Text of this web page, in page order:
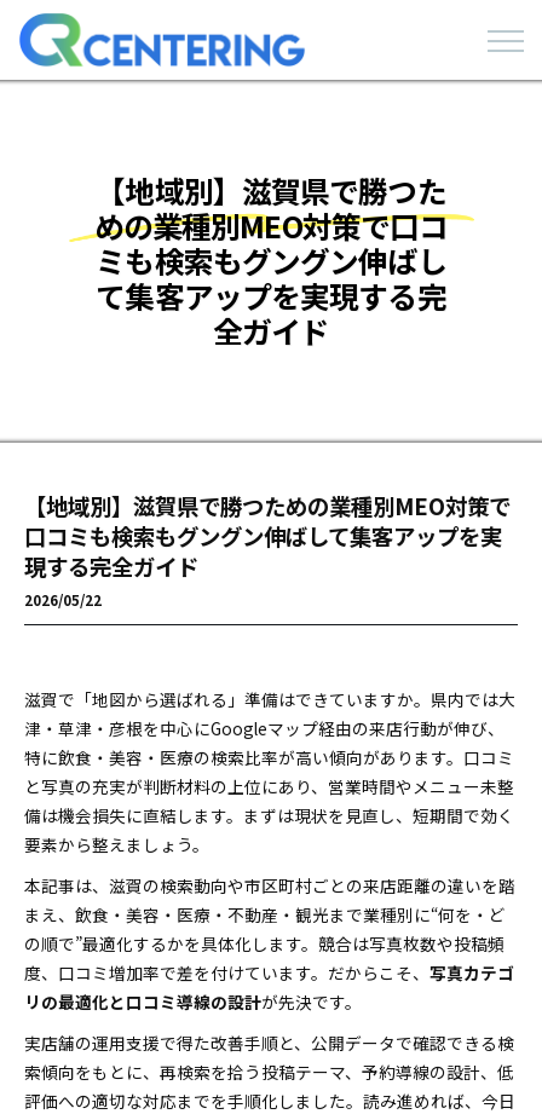
【地域別】滋賀県で勝つた
めの業種別MEO対策で口コ
ミも検索もグングン伸ばし
て集客アップを実現する完
全ガイド
【地域別】滋賀県で勝つための業種別MEO対策で
口コミも検索もグングン伸ばして集客アップを実
現する完全ガイド
2026/05/22
滋賀で「地図から選ばれる」準備はできていますか。県内では大
津・草津・彦根を中心にGoogleマップ経由の来店行動が伸び、
特に飲食・美容・医療の検索比率が高い傾向があります。口コミ
と写真の充実が判断材料の上位にあり、営業時間やメニュー未整
備は機会損失に直結します。まずは現状を見直し、短期間で効く
要素から整えましょう。
本記事は、滋賀の検索動向や市区町村ごとの来店距離の違いを踏
まえ、飲食・美容・医療・不動産・観光まで業種別に“何を・ど
の順で”最適化するかを具体化します。競合は写真枚数や投稿頻
度、口コミ増加率で差を付けています。だからこそ、 写真カテゴ
リの最適化と口コミ導線の設計が先決です。
実店舗の運用支援で得た改善手順と、公開データで確認できる検
索傾向をもとに、再検索を拾う投稿テーマ、予約導線の設計、低
評価への適切な対応までを手順化しました。読み進めれば、今日